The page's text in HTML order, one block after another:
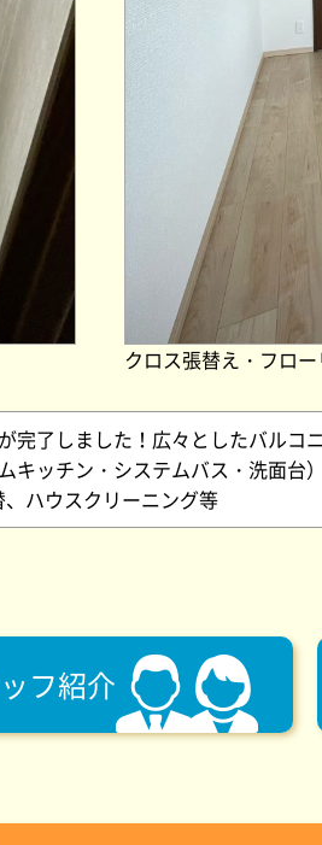
クロス張替え・フロ
了しました！広々としたバルコ
ッチン・システムバス・洗面台
ハウスクリーニング等
フ紹介